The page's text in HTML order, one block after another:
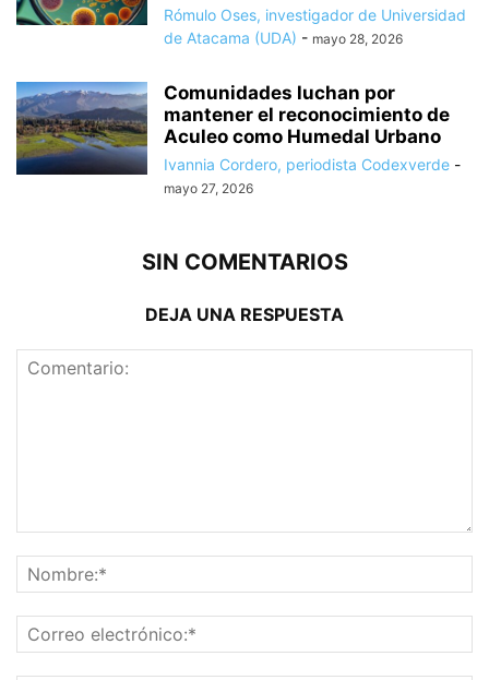
Rómulo Oses, investigador de Universidad
de Atacama (UDA) - mayo 28, 2026
Comunidades luchan por
mantener el reconocimiento de
Aculeo como Humedal Urbano
Ivannia Cordero, periodista Codexverde -
mayo 27, 2026
SIN COMENTARIOS
DEJA UNA RESPUESTA